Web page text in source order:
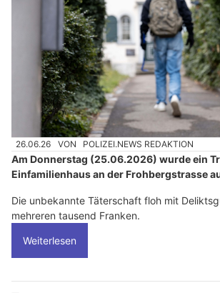
26.06.26 VON POLIZEI.NEWS REDAKTION
Am Donnerstag (25.06.2026) wurde ein
Einfamilienhaus an der Frohbergstrasse
Die unbekannte Täterschaft floh mit
mehreren tausend Franken.
Weiterlesen